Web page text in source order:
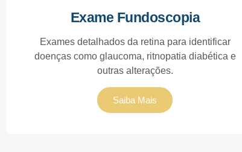
Exame Fundoscopia
Exames detalhados da retina para identificar
doenças como glaucoma, ritnopatia diabética e
outras alterações.
Saiba Mais